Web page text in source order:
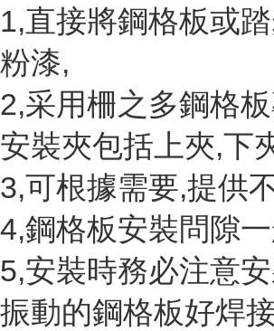
1,直接將鋼格板或
粉漆,
2,采用柵之多鋼格
安裝夾包括上夾,下
3,可根據需要,提供
4,鋼格板安裝問隙
5,安裝時務必注意
振動的鋼格板好焊